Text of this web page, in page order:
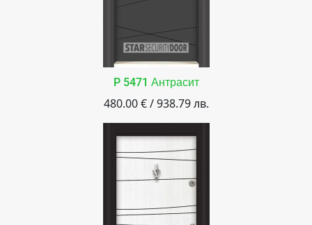
P 5471 Антрасит
480.00 € / 938.79 лв.